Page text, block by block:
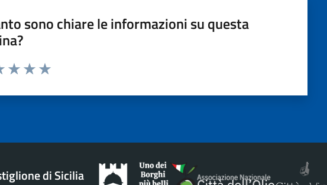
sono chiare le informazioni su questa
di Sicilia